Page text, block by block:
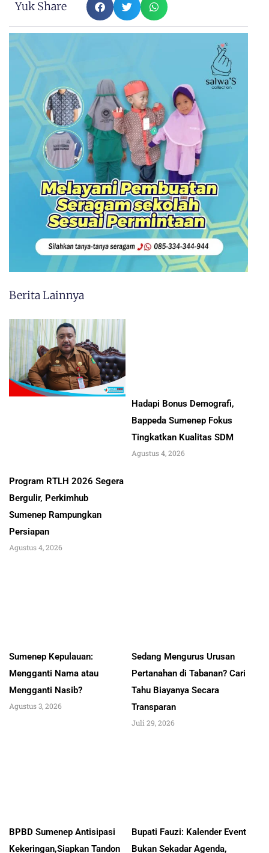
Yuk Share
Berita Lainnya
Program RTLH 2026 Segera
Bergulir, Perkimhub
Sumenep Rampungkan
Persiapan
Agustus 4, 2026
Hadapi Bonus Demografi,
Bappeda Sumenep Fokus
Tingkatkan Kualitas SDM
Agustus 4, 2026
Sumenep Kepulauan:
Mengganti Nama atau
Mengganti Nasib?
Agustus 3, 2026
Sedang Mengurus Urusan
Pertanahan di Tabanan? Cari
Tahu Biayanya Secara
Transparan
Juli 29, 2026
BPBD Sumenep Antisipasi
Kekeringan,Siapkan Tandon
Bupati Fauzi: Kalender Event
Bukan Sekadar Agenda,